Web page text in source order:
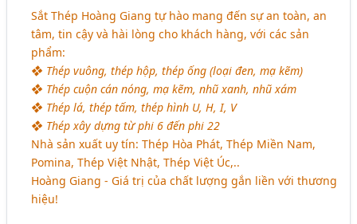
Sắt Thép Hoàng Giang tự hào mang đến sự an toàn, an
tâm, tin cậy và hài lòng cho khách hàng, với các sản
phẩm:
❖ Thép vuông, thép hộp, thép ống (loại đen, mạ kẽm)
❖ Thép cuộn cán nóng, mạ kẽm, nhũ xanh, nhũ xám
❖ Thép lá, thép tấm, thép hình U, H, I, V
❖ Thép xây dựng từ phi 6 đến phi 22
Nhà sản xuất uy tín: Thép Hòa Phát, Thép Miền Nam,
Pomina, Thép Việt Nhật, Thép Việt Úc,..
Hoàng Giang - Giá trị của chất lượng gắn liền với thương
hiệu!